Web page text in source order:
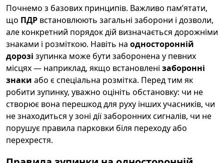
Почнемо з базових принципів. Важливо пам’ятати,
що ПДР встановлюють загальні заборони і дозволи,
але конкретний порядок дій визначається дорожніми
знаками і розміткою. Навіть на односторонній
дорозі зупинка може бути заборонена у певних
місцях — наприклад, якщо встановлені заборонні
знаки або є спеціальна розмітка. Перед тим як
робити зупинку, уважно оцініть обстановку: чи не
створює вона перешкод для руху інших учасників, чи
не знаходиться у зоні дії заборонних сигналів, чи не
порушує правила парковки біля переходу або
перехрестя.